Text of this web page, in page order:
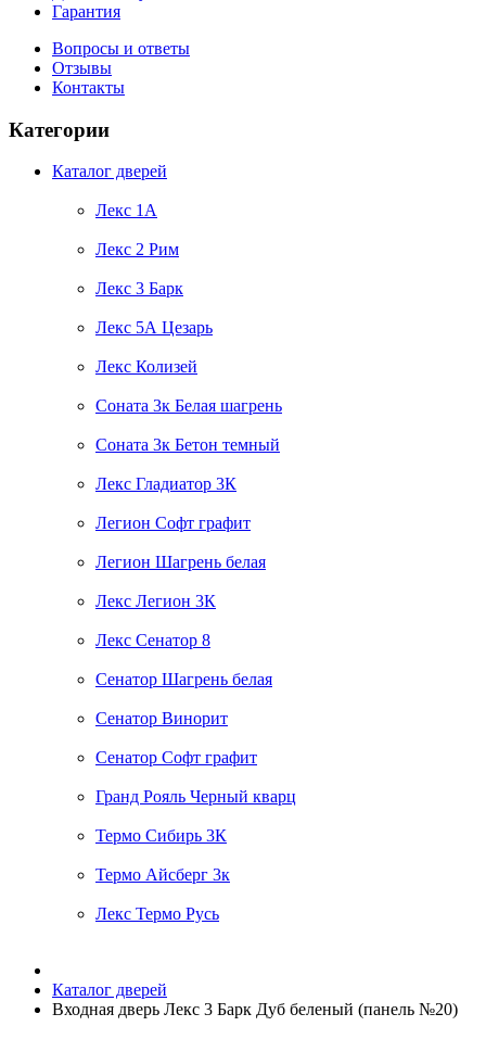
Гарантия
Вопросы и ответы
Отзывы
Контакты
Категории
Каталог дверей
Лекс 1А
Лекс 2 Рим
Лекс 3 Барк
Лекс 5А Цезарь
Лекс Колизей
Соната 3к Белая шагрень
Соната 3к Бетон темный
Лекс Гладиатор 3К
Легион Софт графит
Легион Шагрень белая
Лекс Легион 3К
Лекс Сенатор 8
Сенатор Шагрень белая
Сенатор Винорит
Сенатор Софт графит
Гранд Рояль Черный кварц
Термо Сибирь 3К
Термо Айсберг 3к
Лекс Термо Русь
Каталог дверей
Входная дверь Лекс 3 Барк Дуб беленый (панель №20)